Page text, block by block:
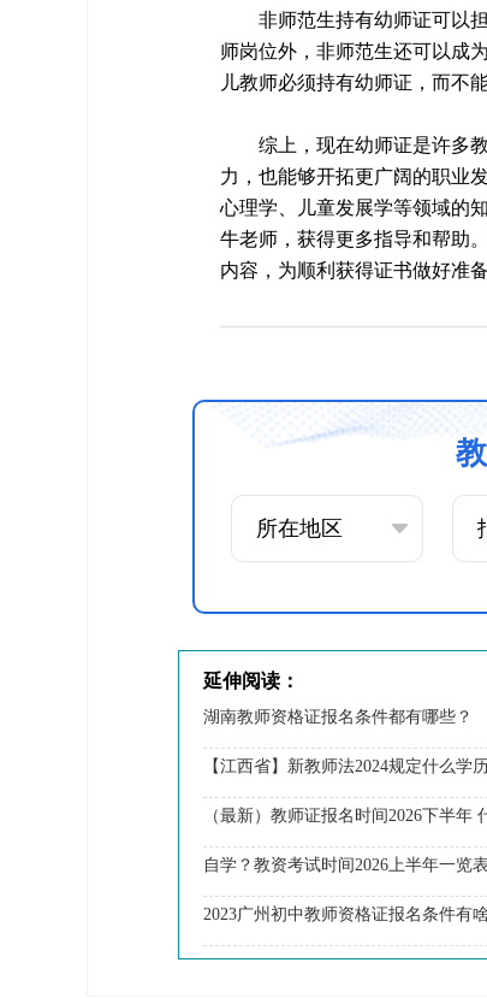
非师范生持有幼师证可以
师岗位外，非师范生还可以成
儿教师必须持有幼师证，而不
综上，现在幼师证是许多
力，也能够开拓更广阔的职业
心理学、儿童发展学等领域的
牛老师，获得更多指导和帮助
内容，为顺利获得证书做好准备
延伸阅读：
湖南教师资格证报名条件都有哪些？
自学？教资考试时间2026上半年一览表
2023广州初中教师资格证报名条件有